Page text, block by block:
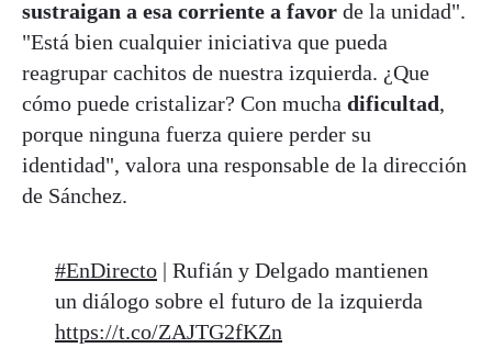
sustraigan a esa corriente a favor de la unidad".
"Está bien cualquier iniciativa que pueda
reagrupar cachitos de nuestra izquierda. ¿Que
cómo puede cristalizar? Con mucha dificultad,
porque ninguna fuerza quiere perder su
identidad", valora una responsable de la dirección
de Sánchez.
#EnDirecto | Rufián y Delgado mantienen
un diálogo sobre el futuro de la izquierda
https://t.co/ZAJTG2fKZn